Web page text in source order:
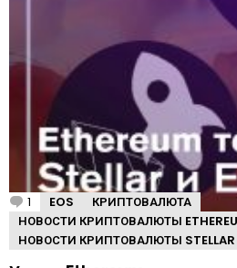
1
о
м
м
EOS
КРИПТОВАЛЮТА
НОВОСТИ КРИПТОВАЛЮТЫ
НОВОСТИ КРИПТОВАЛЮТЫ STELLAR